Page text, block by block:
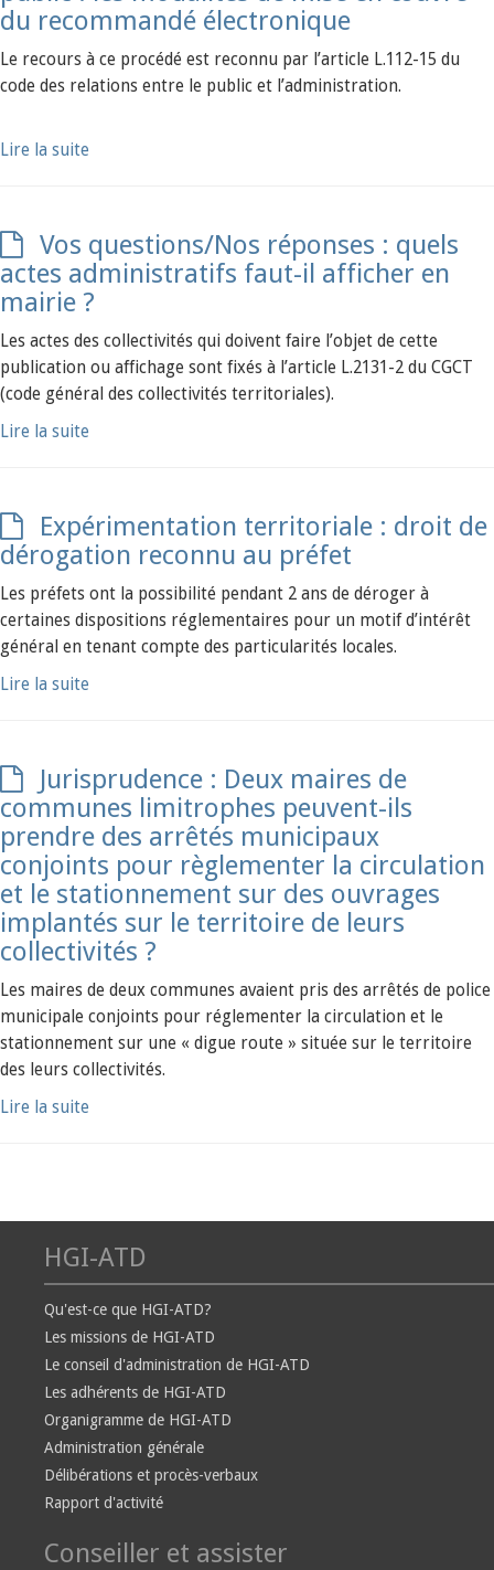
du recommandé électronique
Le recours à ce procédé est reconnu par l’article L.112-15 du
code des relations entre le public et l’administration.
Lire la suite
Vos questions/Nos réponses : quels
actes administratifs faut-il afficher en
mairie ?
Les actes des collectivités qui doivent faire l’objet de cette
publication ou affichage sont fixés à l’article L.2131-2 du CGCT
(code général des collectivités territoriales).
Lire la suite
Expérimentation territoriale : droit de
dérogation reconnu au préfet
Les préfets ont la possibilité pendant 2 ans de déroger à
certaines dispositions réglementaires pour un motif d’intérêt
général en tenant compte des particularités locales.
Lire la suite
Jurisprudence : Deux maires de
communes limitrophes peuvent-ils
prendre des arrêtés municipaux
conjoints pour règlementer la circulation
et le stationnement sur des ouvrages
implantés sur le territoire de leurs
collectivités ?
Les maires de deux communes avaient pris des arrêtés de police
municipale conjoints pour réglementer la circulation et le
stationnement sur une « digue route » située sur le territoire
des leurs collectivités.
Lire la suite
HGI-ATD
Qu'est-ce que HGI-ATD?
Les missions de HGI-ATD
Le conseil d'administration de HGI-ATD
Les adhérents de HGI-ATD
Organigramme de HGI-ATD
Administration générale
Délibérations et procès-verbaux
Rapport d'activité
Conseiller et assister